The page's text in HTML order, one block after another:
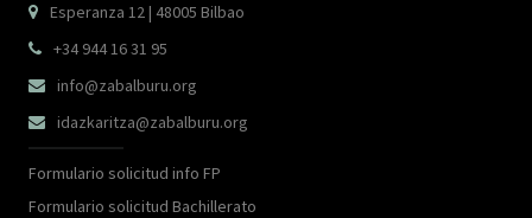
 Esperanza 12 | 48005 Bilbao
 +34 944 16 31 95
 info@zabalburu.org
 idazkaritza@zabalburu.org
Formulario solicitud info FP
Formulario solicitud Bachillerato